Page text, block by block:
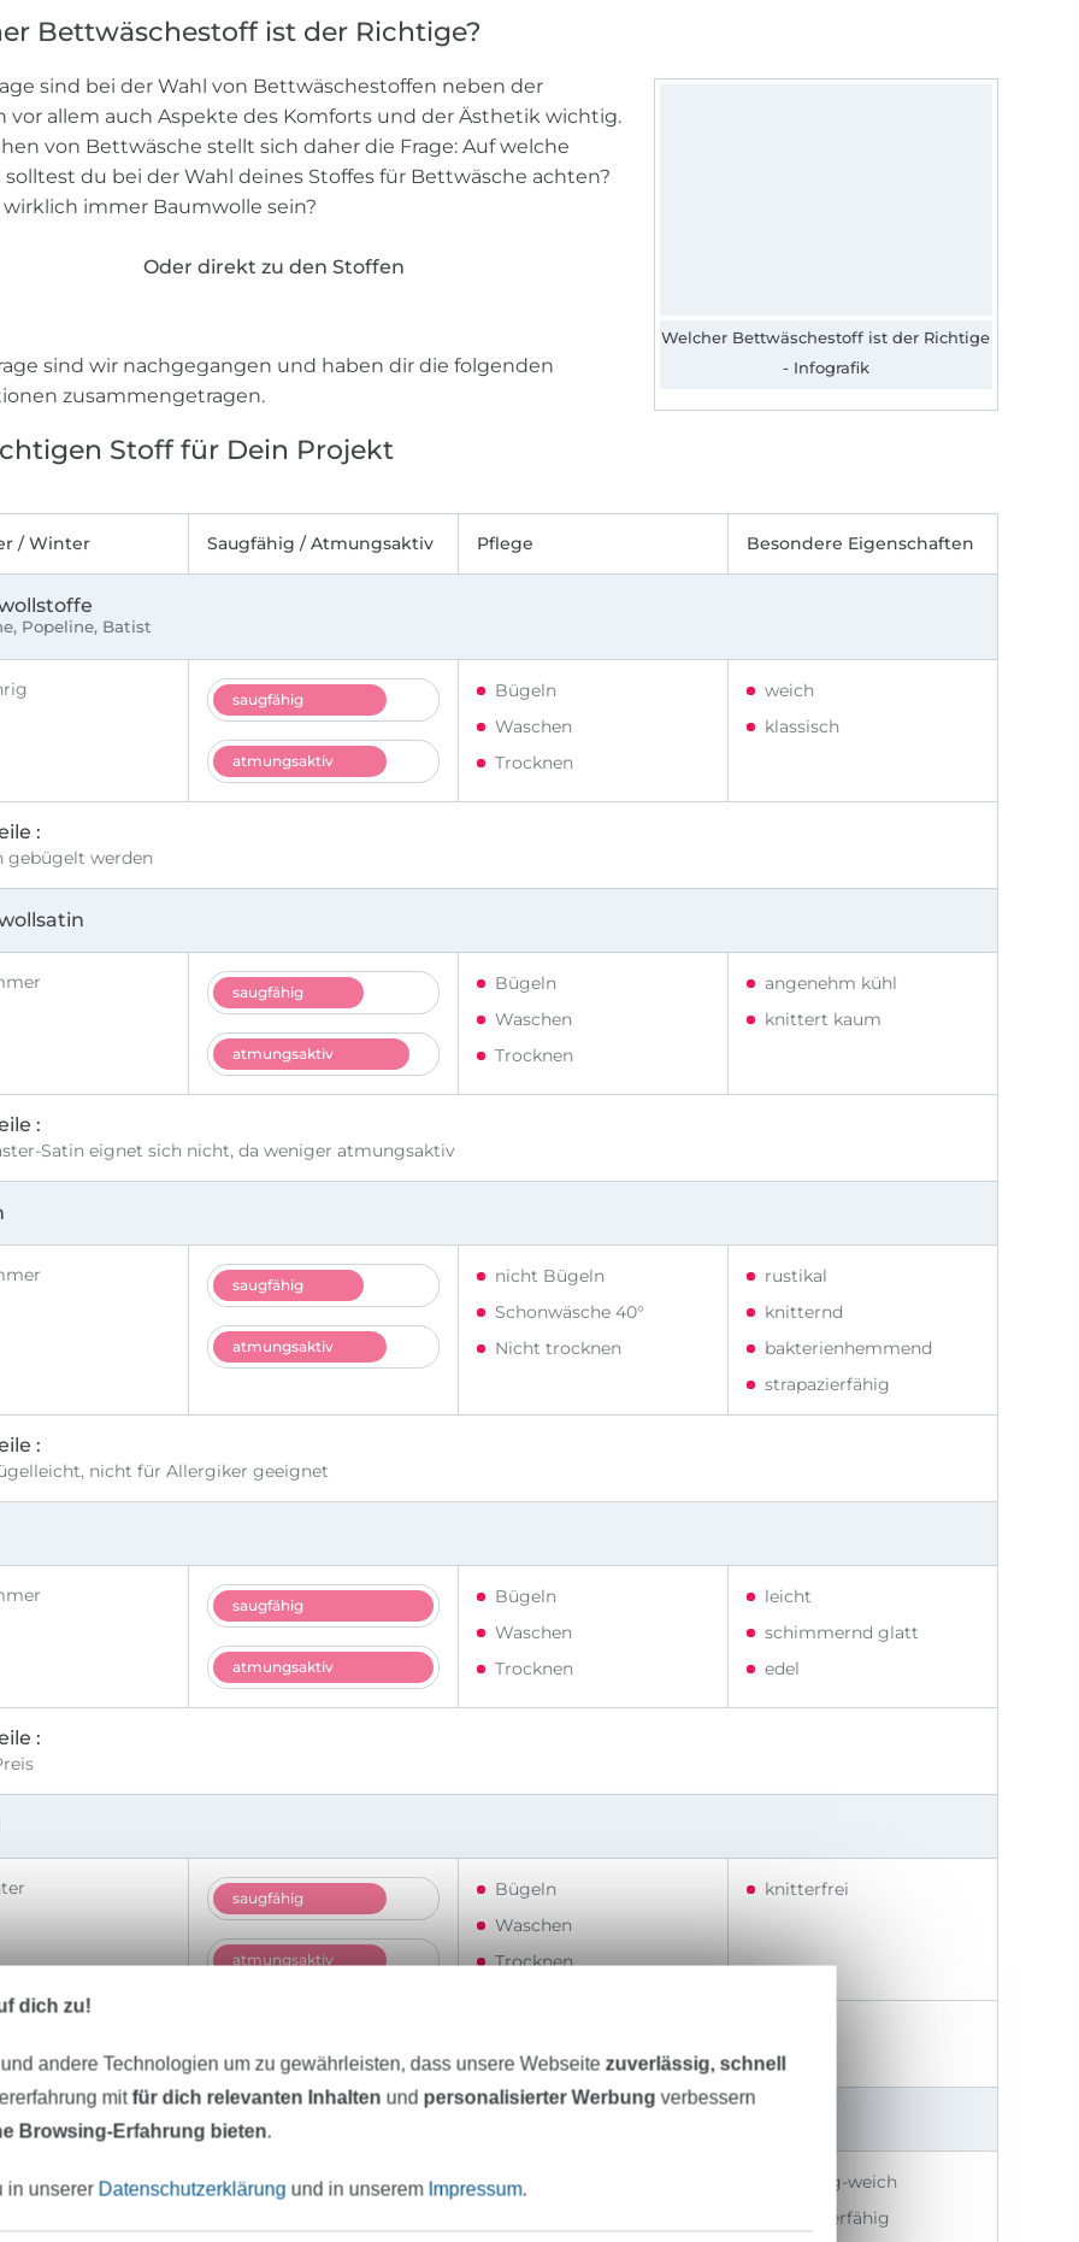
Bettwäschestoff ist der Richtige?
sind bei der Wahl von Bettwäschestoffen neben der
vor allem auch Aspekte des Komforts und der Ästhetik wichtig.
von Bettwäsche stellt sich daher die Frage: Auf welche
solltest du bei der Wahl deines Stoffes für Bettwäsche achten?
wirklich immer Baumwolle sein?
Oder direkt zu den Stoffen
sind wir nachgegangen und haben dir die folgenden
zusammengetragen.
Stoff für Dein Projekt
/ Winter Saugfähig / Atmungsaktiv Pflege Besondere Eigenschaften
Popeline, Batist
saugfähig
atmungsaktiv
Bügeln
Waschen
Trocknen
weich
klassisch
gebügelt werden
saugfähig
atmungsaktiv
Bügeln
Waschen
Trocknen
angenehm kühl
knittert kaum
Satin eignet sich nicht, da weniger atmungsaktiv
saugfähig
atmungsaktiv
nicht Bügeln
Schonwäsche 40°
Nicht trocknen
rustikal
knitternd
bakterienhemmend
strapazierfähig
nicht für Allergiker geeignet
saugfähig
atmungsaktiv
Bügeln
Waschen
Trocknen
leicht
schimmernd glatt
edel
saugfähig
atmungsaktiv
Bügeln
Waschen
Trocknen
knitterfrei
hohen Waschtemperaturen, somit nur eingeschränkt für Allergiker geeignet
saugfähig
Bügeln
flauschig-weich
strapazierfähig
dich zu!
andere Technologien um zu gewährleisten, dass unsere Webseitezuverlässig, schnell
mitfür dich relevanten Inhalten und personalisierter Werbung verbessern
Browsing-Erfahrung bieten.
in unserer Datenschutzerklärung und in unserem Impressum.